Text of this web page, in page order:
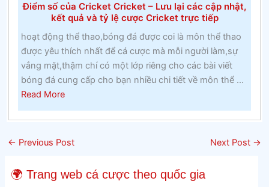
và
lớp
hai
tại
một
trường
cao
đẳng
giáo
năm
Điểm số của Cricket Cricket – Lưu lại các cập nhật,
kết quả và tỷ lệ cược Cricket trực tiếp
hoạt động thể thao,bóng đá được coi là môn thể thao
được yêu thích nhất để cá cược mà mỗi người làm,sự
vắng mặt,thậm chí có một lớp riêng cho các bài viết
bóng đá cung cấp cho bạn nhiều chi tiết về môn thể ...
Read Moreabout
Điểm
số
của
–
← Previous Post Next Post →
🌍 Trang web cá cược theo quốc gia